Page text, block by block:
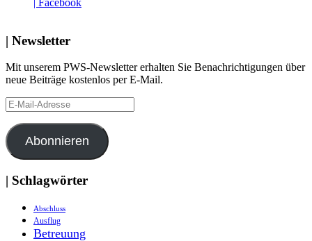
| Facebook
| Newsletter
Mit unserem PWS-Newsletter erhalten Sie Benachrichtigungen über
neue Beiträge kostenlos per E-Mail.
E-
Mail-
Adresse
Abonnieren
| Schlagwörter
Abschluss
Ausflug
Betreuung